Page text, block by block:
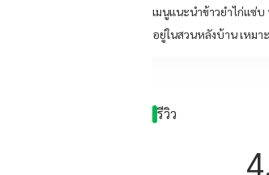
เมนูแนะนำข้าวยำไก่แซ่
อยู่ในสวนหลังบ้าน เหม
รีวิว